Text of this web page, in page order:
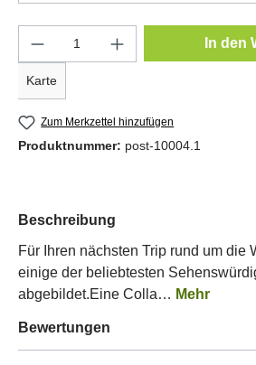
Produkt Anzahl: Gib den
Karte
In den
Zum Merkzettel hinzufügen
Produktnummer: post-10004.1
Beschreibung
Für Ihren nächsten Trip rund um die
einige der beliebtesten
abgebildet.Eine Colla… Mehr
Bewertungen